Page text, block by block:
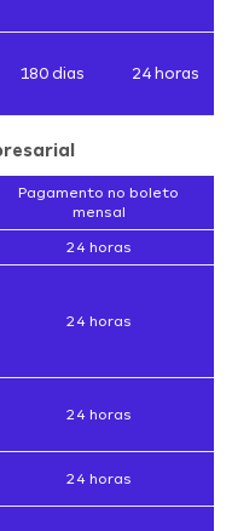
180 dias 24 horas
Pagamento no boleto
mensal
24 horas
24 horas
24 horas
24 horas